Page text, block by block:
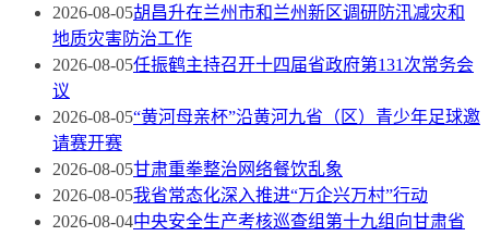
2026-08-05胡昌升在兰州市和兰州新区调研防汛减灾和
地质灾害防治工作
2026-08-05任振鹤主持召开十四届省政府第131次常务会
议
2026-08-05“黄河母亲杯”沿黄河九省（区）青少年足球邀
请赛开赛
2026-08-05甘肃重拳整治网络餐饮乱象
2026-08-05我省常态化深入推进“万企兴万村”行动
2026-08-04中央安全生产考核巡查组第十九组向甘肃省